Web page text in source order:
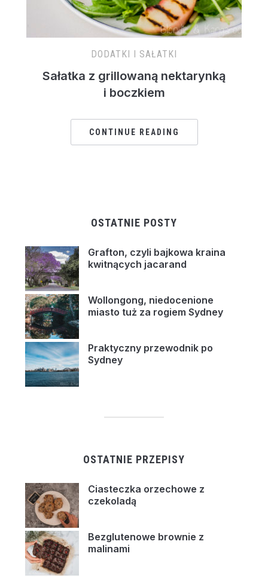
DODATKI I SAŁATKI
Sałatka z grillowaną nektarynką
i boczkiem
CONTINUE READING
OSTATNIE POSTY
Grafton, czyli bajkowa kraina
kwitnących jacarand
Wollongong, niedocenione
miasto tuż za rogiem Sydney
Praktyczny przewodnik po
Sydney
OSTATNIE PRZEPISY
Ciasteczka orzechowe z
czekoladą
Bezglutenowe brownie z
malinami